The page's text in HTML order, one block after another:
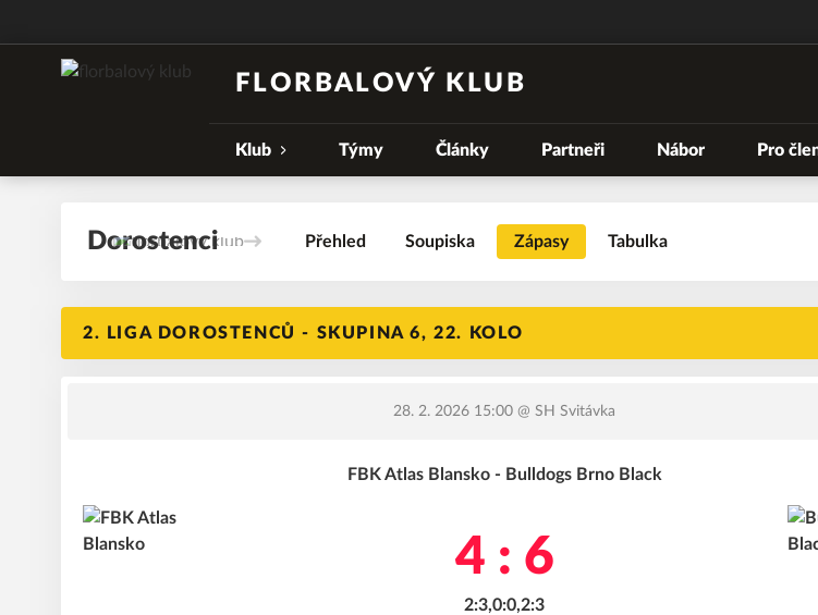
FLORBALOVÝ KLUB
Klub Týmy Články Partneři Nábor Pro
Dorostenci Přehled Soupiska Zápasy Tabulka
2. LIGA DOROSTENCŮ - SKUPINA 6, 22. KOLO
28. 2. 2026 15:00 @ SH Svitávka
FBK Atlas Blansko - Bulldogs Brno Black
4 : 6
2:3,0:0,2:3